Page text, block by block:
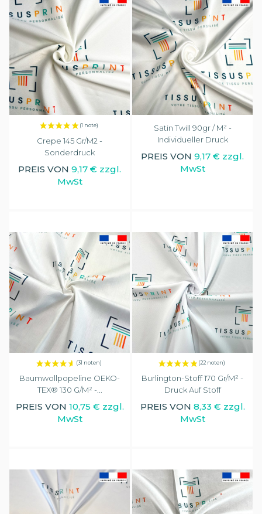
(1 note)
Crepe 145 Gr/m2 -
Sonderdruck
PREIS VON 9,17 € zzgl.
MwSt
Satin Twill 90gr / M² -
Individueller Druck
PREIS VON 9,17 € zzgl.
MwSt
Baumwollpopeline OEKO-
TEX® 130 G/m² -...
PREIS VON 10,75 € zzgl.
MwSt
Burlington-Stoff 170 Gr/m² -
Druck Auf Stoff
PREIS VON 8,33 € zzgl.
MwSt